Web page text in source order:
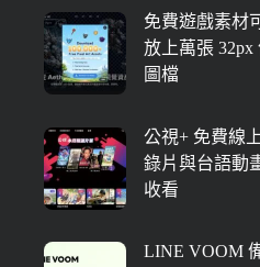
免費遊戲素材
放上萬張
圖檔
公視+ 免費線
錄片與台語動
收看
LINE VOOM